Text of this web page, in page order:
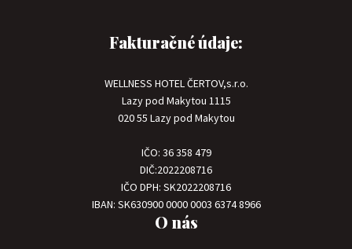
Fakturačné údaje:
WELLNESS HOTEL ČERTOV,s.r.o.
Lazy pod Makytou 1115
020 55 Lazy pod Makytou
IČO: 36 358 479
DIČ:2022208716
IČO DPH: SK2022208716
IBAN: SK630900 0000 0003 6374 8966
O nás